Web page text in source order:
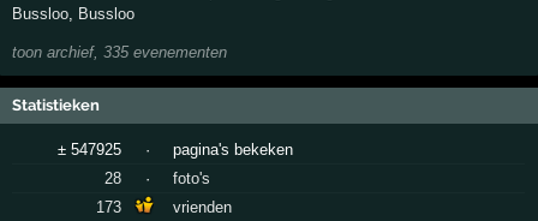
Bussloo, Bussloo
toon archief, 335 evenementen
Statistieken
± 547925 ·
pagina's bekeken
28
·
foto's
173
vrienden